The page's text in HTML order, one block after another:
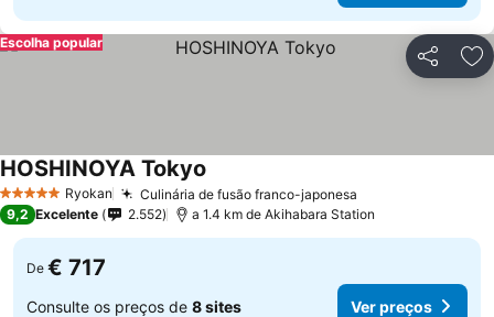
Partilhar
Escolha popular
5 Estrelas Ryokan Culinária de fusão franco-japonesa
HOSHINOYA Tokyo
9,2 Excelente 2.552 a 1.4 km de Akihabara Station
De € 717
Consulte os preços de 8 sites Ver preços